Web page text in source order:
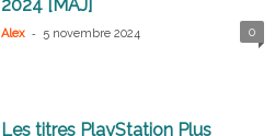
2024 [MAJ]
Alex - 5 novembre 2024 0
Les titres PlayStation Plus